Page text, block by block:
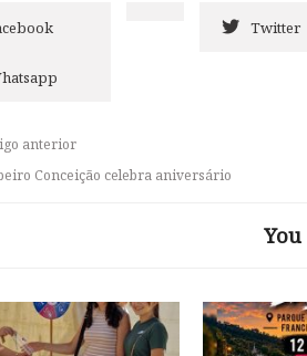
Twitter
anterior
Conceição celebra aniversário